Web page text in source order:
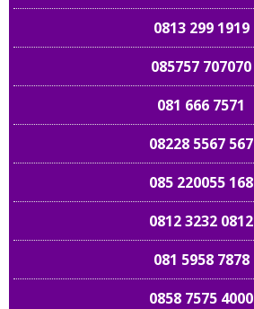
0813 299 1919
085757 707070
081 666 7571
08228 5567 567
085 220055 168
0812 3232 0812
081 5958 7878
0858 7575 4000